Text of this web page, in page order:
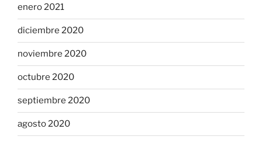
enero 2021
diciembre 2020
noviembre 2020
octubre 2020
septiembre 2020
agosto 2020